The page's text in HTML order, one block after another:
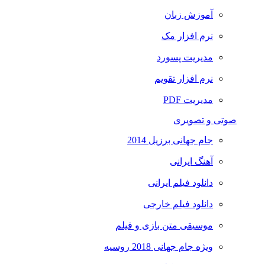
آموزش زبان
نرم افزار مک
مدیریت پسورد
نرم افزار تقویم
مدیریت PDF
صوتی و تصویری
جام جهانی برزیل 2014
آهنگ ایرانی
دانلود فیلم ایرانی
دانلود فیلم خارجی
موسیقی متن بازی و فیلم
ویژه جام جهانی 2018 روسیه